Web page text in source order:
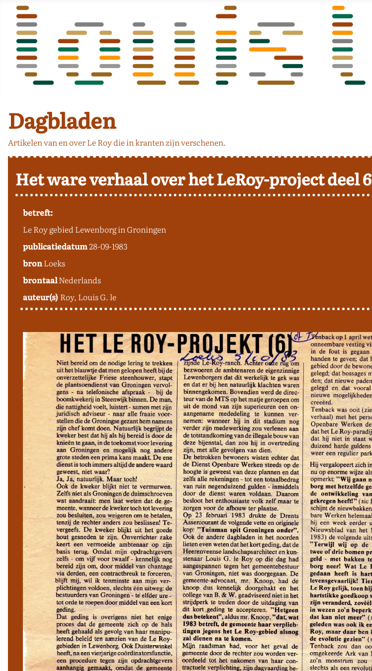
Dagbladen
Artikelen van en over Le Roy die in kranten zijn verschenen.
Het ware verhaal over het LeRoy-project deel 6
betreft:
Le Roy gebied Lewenborg in Groningen
publicatiedatum28-09-1983
bronLoeks
brontaalNederlands
auteur(s) Roy, Louis G. le